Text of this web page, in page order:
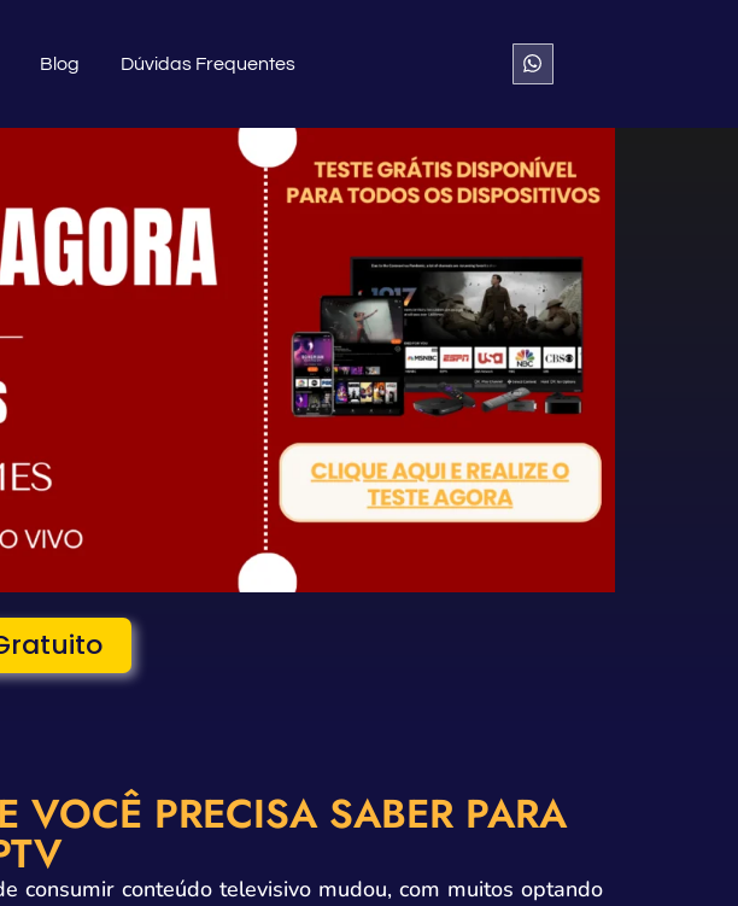
Blog Dúvidas Frequentes
PRECISA SABER PARA
consumir conteúdo televisivo mudou, com muitos optando